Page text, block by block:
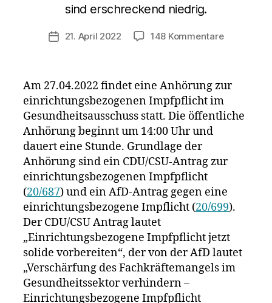
sind erschreckend niedrig.
Veröffentlichungsdatum
21. April 2022 148 Kommentarezu
ist
nicht
vom
20
sieht
bereits
vor
Am 27.04.2022 findet eine Anhörung zur
ein­richtungs­bezogenen Impfpflicht im
Gesundheitsausschuss statt. Die öffentliche
Anhörung beginnt um 14:00 Uhr und
dauert eine Stunde. Grundlage der
Anhörung sind ein CDU/CSU-Antrag zur
einrichtungsbezogenen Impfpflicht
(20/687) und ein AfD-Antrag gegen eine
einrichtungsbezogene Impflicht (20/699).
Der CDU/CSU Antrag lautet
„Einrichtungsbezogene Impfpflicht jetzt
solide vorbereiten“, der von der AfD lautet
„Verschärfung des Fachkräftemangels im
Gesundheitssektor verhindern –
Einrichtungsbezogene Impfpflicht